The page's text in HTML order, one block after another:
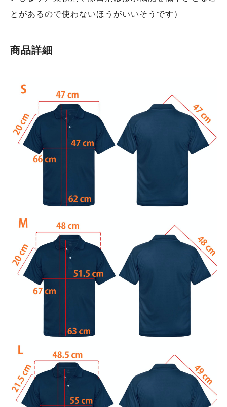
とがあるので使わないほうがいいそうです）
商品詳細